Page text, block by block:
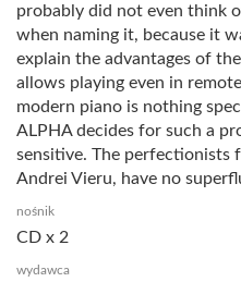
probably did not even think
when naming it, because it
explain the advantages of
allows playing even in
modern piano is nothing
ALPHA decides for such a
sensitive. The perfectionists
Andrei Vieru, have no
nośnik
CD x 2
wydawca